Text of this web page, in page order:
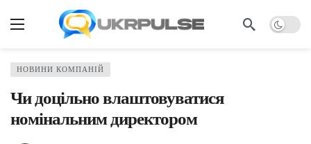
НОВИНИ КОМПАНІЙ
Чи доцільно влаштовуватися
номінальним директором